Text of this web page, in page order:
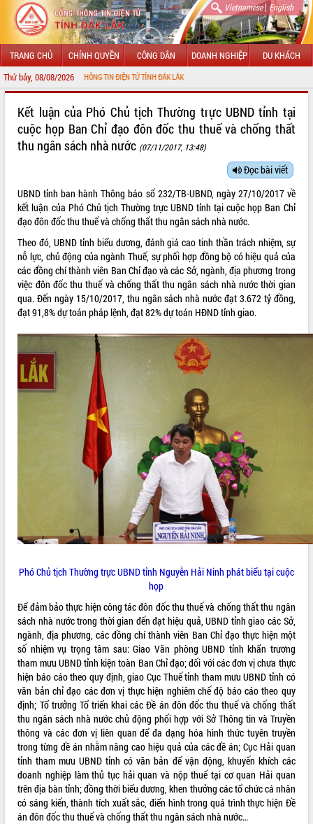
Vietnamese| English
TRANG CHỦ CHÍNH QUYỀN CÔNG DÂN DOANH NGHIỆP DU KHÁCH
Thứ bảy, 08/08/2026
CỔNG THÔNG TIN ĐIỆN TỬ TỈNH ĐẮK LẮK
LÃNH ĐẠO UBND TỈNH
SỞ, BAN, NGÀNH
UBND CÁC XÃ, PHƯỜNG
THÔNG TIN CHỈ ĐẠO ĐIỀU HÀNH
HỆ THỐNG VĂN BẢN
VĂN BẢN HĐND TỈNH
ĐIỂM TIN VĂN BẢN
QUY HOẠCH - KẾ HOẠCH
VIDEO
Không có file video nào để phát.
ALBUM ẢNH
Kết luận của Phó Chủ tịch Thường trực UBND tỉnh tại
cuộc họp Ban Chỉ đạo đôn đốc thu thuế và chống thất
thu ngân sách nhà nước (07/11/2017, 13:48)
Đọc bài viết
UBND tỉnh ban hành Thông báo số 232/TB-UBND, ngày 27/10/2017 về
kết luận của Phó Chủ tịch Thường trực UBND tỉnh tại cuộc họp Ban Chỉ
đạo đôn đốc thu thuế và chống thất thu ngân sách nhà nước.
Theo đó, UBND tỉnh biểu dương, đánh giá cao tinh thần trách nhiệm, sự
nỗ lực, chủ động của ngành Thuế, sự phối hợp đồng bộ có hiệu quả của
các đồng chí thành viên Ban Chỉ đạo và các Sở, ngành, địa phương trong
việc đôn đốc thu thuế và chống thất thu ngân sách nhà nước thời gian
qua. Đến ngày 15/10/2017, thu ngân sách nhà nước đạt 3.672 tỷ đồng,
đạt 91,8% dự toán pháp lệnh, đạt 82% dự toán HĐND tỉnh giao.
Phó Chủ tịch Thường trực UBND tỉnh Nguyễn Hải Ninh phát biểu tại cuộc
họp
Để đảm bảo thực hiện công tác đôn đốc thu thuế và chống thất thu ngân
sách nhà nước trong thời gian đến đạt hiệu quả, UBND tỉnh giao các Sở,
ngành, địa phương, các đồng chí thành viên Ban Chỉ đạo thực hiện một
số nhiệm vụ trọng tâm sau: Giao Văn phòng UBND tỉnh khẩn trương
tham mưu UBND tỉnh kiện toàn Ban Chỉ đạo; đối với các đơn vị chưa thực
hiện báo cáo theo quy định, giao Cục Thuế tỉnh tham mưu UBND tỉnh có
văn bản chỉ đạo các đơn vị thực hiện nghiêm chế độ báo cáo theo quy
định; Tổ trưởng Tổ triển khai các Đề án đôn đốc thu thuế và chống thất
thu ngân sách nhà nước chủ động phối hợp với Sở Thông tin và Truyền
thông và các đơn vị liên quan để đa dạng hóa hình thức tuyên truyền
trong từng đề án nhằm nâng cao hiệu quả của các đề án; Cục Hải quan
tỉnh tham mưu UBND tỉnh có văn bản để vận động, khuyến khích các
doanh nghiệp làm thủ tục hải quan và nộp thuế tại cơ quan Hải quan
trên địa bàn tỉnh; đồng thời biểu dương, khen thưởng các tổ chức cá nhân
có sáng kiến, thành tích xuất sắc, điển hình trong quá trình thực hiện Đề
án đôn đốc thu thuế và chống thất thu ngân sách nhà nước…